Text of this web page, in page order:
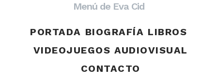
Menú de Eva Cid
PORTADA BIOGRAFÍA LIBROS
VIDEOJUEGOS AUDIOVISUAL
CONTACTO